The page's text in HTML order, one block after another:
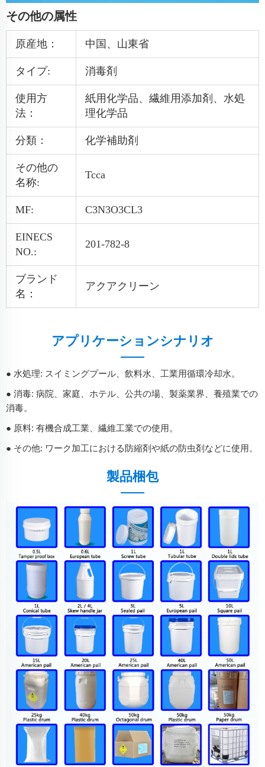
その他の属性
原産地： 中国、山東省
タイプ: 消毒剤
使用方
法：
紙用化学品、繊維用添加剤、水処
理化学品
分類： 化学補助剤
その他の
名称:
Tcca
MF: C3N3O3CL3
EINECS
NO.:
201-782-8
ブランド
名：
アクアクリーン
アプリケーションシナリオ
● 水処理: スイミングプール、飲料水、工業用循環冷却水。
● 消毒: 病院、家庭、ホテル、公共の場、製薬業界、養殖業での
消毒。
● 原料: 有機合成工業、繊維工業での使用。
● その他: ワーク加工における防縮剤や紙の防虫剤などに使用。
製品梱包